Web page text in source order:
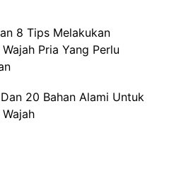
8 Tips Melakukan
Pria Yang Perlu
20 Bahan Alami Untuk